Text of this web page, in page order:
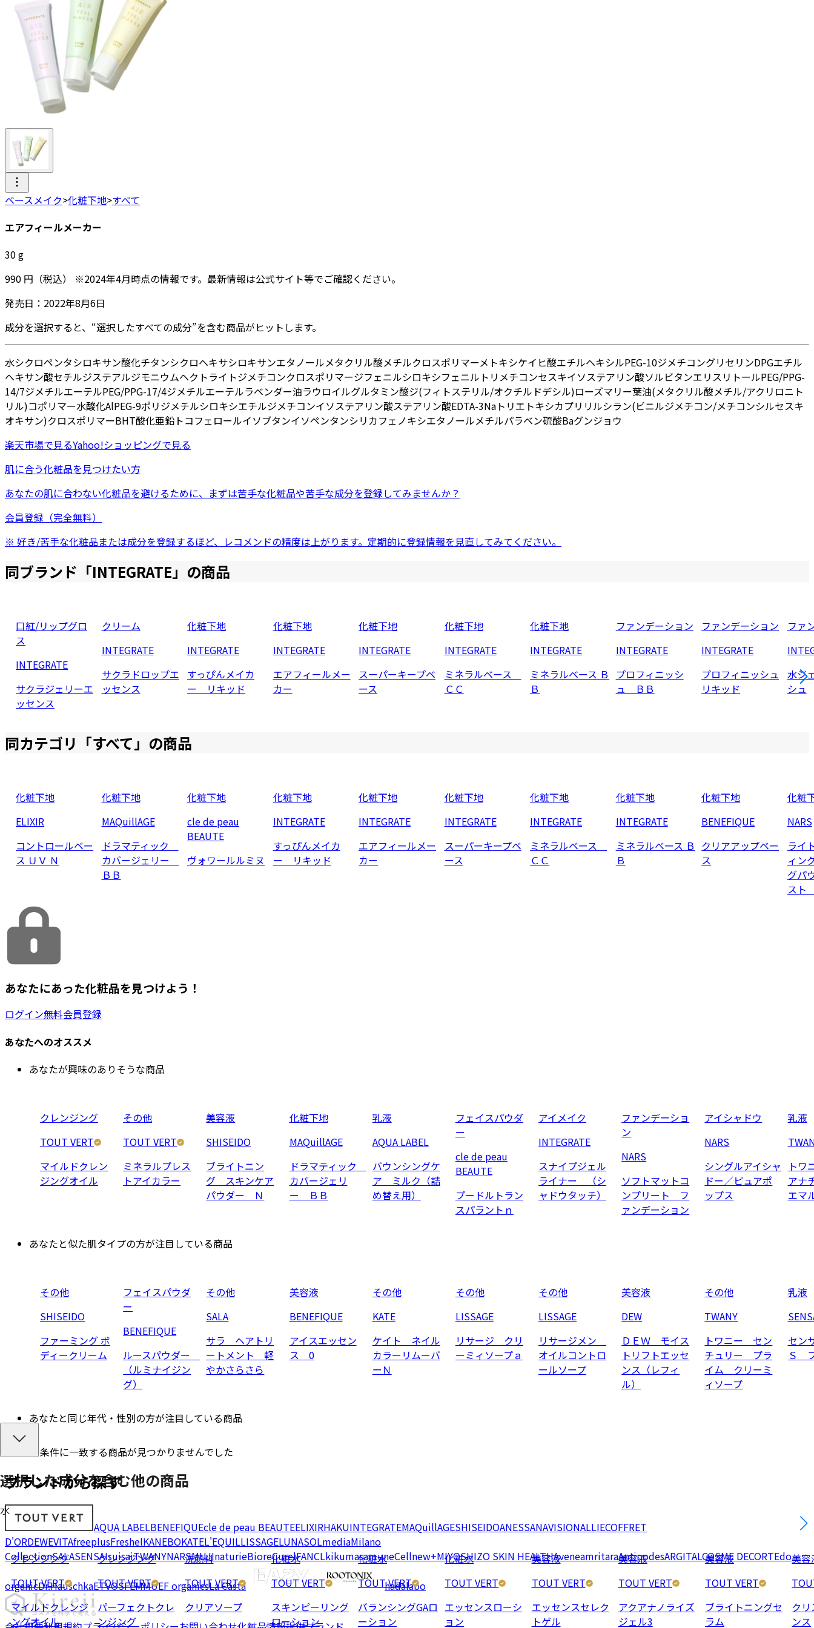
ベースメイク>化粧下地>すべて
エアフィールメーカー
30g
990 円 （税込） ※2024年4月時点の情報です。最新情報は公式サイト等でご確認ください。
発売日： 2022年8月6日
成分を選択すると、“選択したすべての成分”を含む商品がヒットします。
水シクロペンタシロキサン酸化チタンシクロヘキサシロキサンエタノールメタクリル酸メチルクロスポリマーメトキシケイヒ酸エチルヘキシルPEG-10ジメチコングリセリンDPGエチル
ヘキサン酸セチルジステアルジモニウムヘクトライトジメチコンクロスポリマージフェニルシロキシフェニルトリメチコンセスキイソステアリン酸ソルビタンエリスリトールPEG/PPG-
14/7ジメチルエーテルPEG/PPG-17/4ジメチルエーテルラベンダー油ラウロイルグルタミン酸ジ(フィトステリル/オクチルドデシル)ローズマリー葉油(メタクリル酸メチル/アクリロニト
リル)コポリマー水酸化AlPEG-9ポリジメチルシロキシエチルジメチコンイソステアリン酸ステアリン酸EDTA-3Na トリエトキシカプリリルシラン(ビニルジメチコン/メチコンシルセスキ
オキサン)クロスポリマーBHT酸化亜鉛 トコフェロールイソブタンイソペンタンシリカフェノキシエタノールメチルパラベン硫酸Baグンジョウ
楽天市場で見るYahoo!ショッピングで見る
肌に合う化粧品を見つけたい方
あなたの肌に合わない化粧品を避けるために、まずは苦手な化粧品や苦手な成分を登録してみませんか？
会員登録（完全無料）
※ 好き/苦手な化粧品または成分を登録するほど、レコメンドの精度は上がります。定期的に登録情報を見直してみてください。
同ブランド「INTEGRATE」の商品
口紅/リップグロ
ス
INTEGRATE
サクラジェリーエ
ッセンス
クリーム
INTEGRATE
サクラドロップエ
ッセンス
化粧下地
INTEGRATE
すっぴんメイカ
ー リキッド
化粧下地
INTEGRATE
エアフィールメー
カー
化粧下地
INTEGRATE
スーパーキープベ
ース
化粧下地
INTEGRATE
ミネラルベース
ＣＣ
化粧下地
INTEGRATE
ミネラルベース Ｂ
Ｂ
ファンデーション
INTEGRATE
プロフィニッシ
ュ ＢＢ
ファンデーション
INTEGRATE
プロフィニッシュ
リキッド
ファ
水ジ
シュ
同カテゴリ「すべて」の商品
化粧下地
ELIXIR
コントロールベー
ス ＵＶ Ｎ
化粧下地
MAQuillAGE
ドラマティック
カバージェリー
ＢＢ
化粧下地
cle de peau
BEAUTE
ヴォワールルミヌ
化粧下地
INTEGRATE
すっぴんメイカ
ー リキッド
化粧下地
INTEGRATE
エアフィールメー
カー
化粧下地
INTEGRATE
スーパーキープベ
ース
化粧下地
INTEGRATE
ミネラルベース
ＣＣ
化粧下地
INTEGRATE
ミネラルベース Ｂ
Ｂ
化粧下地
BENEFIQUE
クリアアップベー
ス
化粧
NARS
ライ
ィン
グパ
ス
選択した成分を含む他の商品
水
クレンジング
TOUT VERT
マイルドクレンジ
ングオイル
クレンジング
TOUT VERT
パーフェクトクレ
ンジング
洗顔料
TOUT VERT
クリアソープ
化粧水
TOUT VERT
スキンピーリング
ローション
化粧水
TOUT VERT
バランシングGAロ
ーション
化粧水
TOUT VERT
エッセンスローシ
ョン
美容液
TOUT VERT
エッセンスセレク
トゲル
美容液
TOUT VERT
アクアナノライズ
ジェル3
美容液
TOUT VERT
ブライトニングセ
ラム
美容
ク
ンス
あなたにあった化粧品を見つけよう！
ログイン無料会員登録
あなたへのオススメ
あなたが興味のありそうな商品
クレンジング
TOUT VERT
マイルドクレン
ジングオイル
その他
TOUT VERT
ミネラルプレス
トアイカラー
美容液
SHISEIDO
ブライトニン
グ スキンケア
パウダー Ｎ
化粧下地
MAQuillAGE
ドラマティック
カバージェリ
ー ＢＢ
乳液
AQUA LABEL
バウンシングケ
ア ミルク（詰
め替え用）
フェイスパウダ
ー
cle de peau
BEAUTE
プードルトラン
スパラントｎ
アイメイク
INTEGRATE
スナイプジェル
ライナー （シ
ャドウタッチ）
ファンデーショ
ン
NARS
ソフトマットコ
ンプリート フ
ァンデーション
アイシャドウ
NARS
シングルアイシャ
ドー／ピュアポ
ップス
乳液
ト
アナ
エマ
あなたと似た肌タイプの方が注目している商品
その他
SHISEIDO
ファーミング ボ
ディークリーム
フェイスパウダ
ー
BENEFIQUE
ルースパウダー
（ルミナイジン
グ）
その他
SALA
サラ ヘアトリ
ートメント 軽
やかさらさら
美容液
BENEFIQUE
アイスエッセン
ス 0
その他
KATE
ケイト ネイル
カラーリムーバ
ーＮ
その他
LISSAGE
リサージ クリ
ーミィソープａ
その他
LISSAGE
リサージメン
オイルコントロ
ールソープ
美容液
DEW
ＤＥＷ モイス
トリフトエッセ
ンス（レフィ
ル）
その他
TWANY
トワニー セン
チュリー プラ
イム クリーミ
ィソープ
乳液
セン
Ｓ
あなたと同じ年代・性別の方が注目している商品
条件に一致する商品が見つかりませんでした
ブランドから探す
AQUA LABELBENEFIQUEcle de peau BEAUTEELIXIRHAKUINTEGRATEMAQuillAGESHISEIDOANESSANAVISIONALLIECOFFRET
D'ORDEWEVITAfreeplusFreshelKANEBOKATEL'EQUILLISSAGELUNASOLmediaMilano
CollectionSALASENSAIsuisaiTWANYNARSMUJInaturieBioreCurelFANCLkikumasamuneCellnew+MIYOSHIZO SKIN HEALTHAveneamritaraAntipodesARGITALCOSME DECORTEdo
organicDr.HauschkaETVOSFEMMUEF organicsLa Casta hadalabo